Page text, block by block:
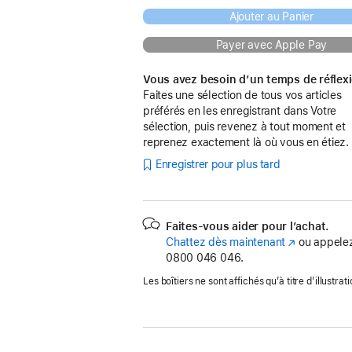
Ajouter au Panier
Payer avec Apple Pay
Vous avez besoin d’un temps de
Faites une sélection de tous vos articles
préférés en les enregistrant dans Votre
sélection, puis revenez à tout moment et
reprenez exactement là où vous en étiez.
Enregistrer pour plus tard
Faites-vous aider pour l’achat.
Chattez dès maintenant (s’ouvre
nouvelle
ou
0800 046 046.
Les boîtiers ne sont affichés qu’à titre